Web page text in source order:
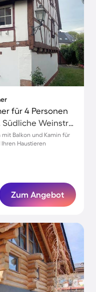
für 4 Personen
Schweigen-Rechtenbach, Südliche Weinstraße, Deutschland
mit Balkon und Kamin für
Haustieren
Zum Angebot